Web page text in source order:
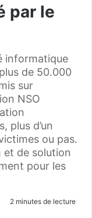
par le
informatique
de 50.000
sur
NSO
plus d’un
ou pas.
et de solution
pour les
2 minutes de lecture